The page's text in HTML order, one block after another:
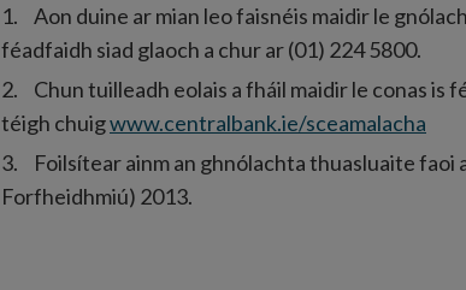
Aon duine ar mian leo faisnéis maidir le
féadfaidh siad glaoch a chur ar (01) 224 5800.
Chun tuilleadh eolais a fháil maidir le conas is
téigh chuigwww.centralbank.ie/sceamalacha
Foilsítear ainm an ghnólachta thuasluaite faoi
Forfheidhmiú) 2013.